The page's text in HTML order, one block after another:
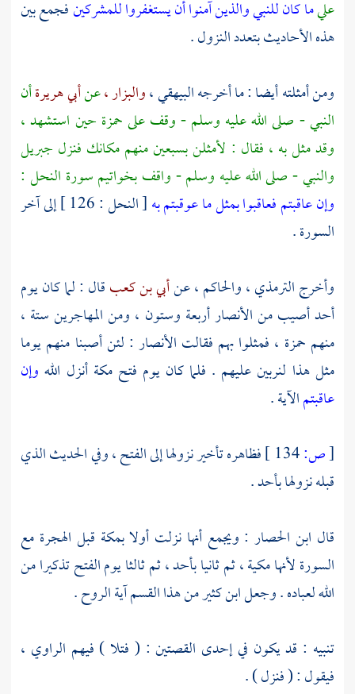
عليما كان للنبي والذين آمنوا أن يستغفروا للمشركينفجمع بين
هذه الأحاديث بتعدد النزول .
ومن أمثلته أيضا : ما أخرجهالبيهقي،والبزار ،عنأبي هريرةأن
النبي - صلى الله عليه وسلم - وقف علىحمزة حين استشهد ،
وقد مثل به ، فقال : لأمثلن بسبعين منهم مكانك فنزل جبريل
والنبي - صلى الله عليه وسلم - واقف بخواتيم سورة النحل :
وإن عاقبتم فعاقبوا بمثل ما عوقبتم به
[ النحل : 126 ] إلى آخر
السورة .
وأخرجالترمذي،والحاكم ،عنأبي بن كعبقال : لما كان يوم
أحدأصيب منالأنصارأربعة وستون ، ومنالمهاجرينستة ،
منهم حمزة ، فمثلوا بهم فقالت الأنصار : لئن أصبنا منهم يوما
مثل هذا لنربين عليهم . فلما كان يوم فتحمكةأنزل الله وإن
عاقبتمالآية .
[ص:
فظاهره تأخير نزولها إلى الفتح ، وفي الحديث الذي
قبله نزولهابأحد.
قال ابن الحصار : ويجمع أنها نزلت أولابمكة قبل الهجرة مع
السورة لأنها مكية ، ثم ثانيابأحد ،ثم ثالثا يوم الفتح تذكيرا من
الله لعباده . وجعلابن كثيرمن هذا القسم آية الروح .
تنبيه : قد يكون في إحدى القصتين : ( فتلا ) فيهم الراوي ،
فيقول : ( فنزل ) .